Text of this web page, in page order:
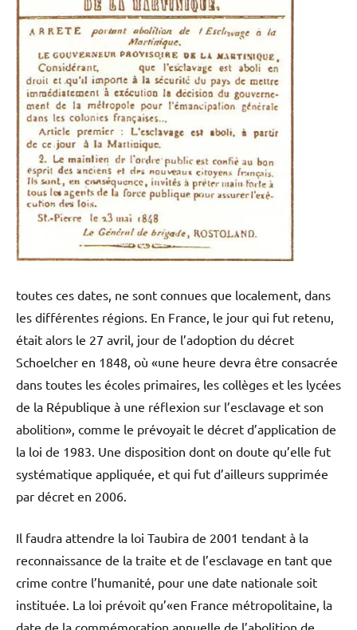
toutes ces dates, ne sont connues que localement, dans
les différentes régions. En France, le jour qui fut retenu,
était alors le 27 avril, jour de l’adoption du décret
Schoelcher en 1848, où «une heure devra être consacrée
dans toutes les écoles primaires, les collèges et les lycées
de la République à une réflexion sur l’esclavage et son
abolition», comme le prévoyait le décret d’application de
la loi de 1983. Une disposition dont on doute qu’elle fut
systématique appliquée, et qui fut d’ailleurs supprimée
par décret en 2006.
Il faudra attendre la loi Taubira de 2001 tendant à la
reconnaissance de la traite et de l’esclavage en tant que
crime contre l’humanité, pour une date nationale soit
instituée. La loi prévoit qu’«en France métropolitaine, la
date de la commémoration annuelle de l’abolition de